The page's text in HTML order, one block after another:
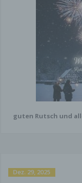
guten Rutsch und
Dez. 29, 2025